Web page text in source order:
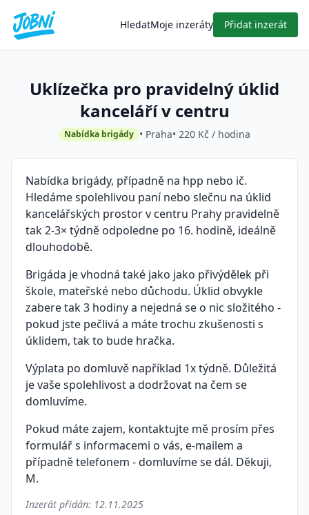
HledatMoje inzeráty Přidat inzerát
Uklízečka pro pravidelný úklid
kanceláří v centru
Nabídka brigády • Praha• 220 Kč / hodina
Nabídka brigády, případně na hpp nebo ič.
Hledáme spolehlivou paní nebo slečnu na úklid
kancelářských prostor v centru Prahy pravidelně
tak 2-3× týdně odpoledne po 16. hodině, ideálně
dlouhodobě.
Brigáda je vhodná také jako jako přivýdělek při
škole, mateřské nebo důchodu. Úklid obvykle
zabere tak 3 hodiny a nejedná se o nic složitého -
pokud jste pečlivá a máte trochu zkušenosti s
úklidem, tak to bude hračka.
Výplata po domluvě například 1x týdně. Důležitá
je vaše spolehlivost a dodržovat na čem se
domluvíme.
Pokud máte zajem, kontaktujte mě prosím přes
formulář s informacemi o vás, e-mailem a
případně telefonem - domluvíme se dál. Děkuji,
M.
Inzerát přidán: 12.11.2025